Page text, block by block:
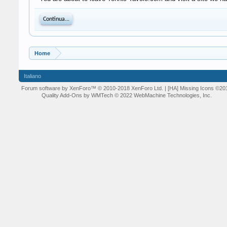
Continua...
Home
Italiano
Forum software by XenForo™ © 2010-2018 XenForo Ltd. | [HA] Missing Icons
Quality Add-Ons by WMTech © 2022 WebMachine Technologies, Inc.